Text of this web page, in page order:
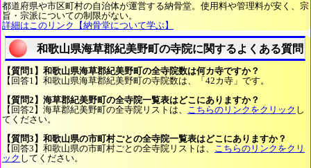
都道府県や市区町村の自治体が運営する納骨堂。使用料や管理料が安く、宗
旨・宗派についての制限がない。
詳細はこのリンク【納骨堂について学ぶ】
和歌山県海草郡紀美野町の寺院に関するよくある質問
【質問1】和歌山県海草郡紀美野町の全寺院数は何カ寺ですか？
【回答1】和歌山県海草郡紀美野町の寺院数は、「42カ寺」です。
【質問2】海草郡紀美野町の全寺院一覧表はどこにありますか？
【回答2】海草郡紀美野町の全寺院リストは、 こちらのリンクをクリック し
てください。
【質問3】和歌山県の市町村ごとの全寺院一覧表はどこにありますか？
【回答3】和歌山県の市町村ごとの全寺院リストは、 こちらのリンクをクリ
ック してください。